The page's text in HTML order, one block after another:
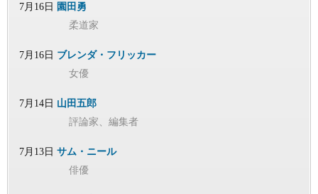
7月16日 園田勇
柔道家
7月16日 ブレンダ・フリッカー
女優
7月14日 山田五郎
評論家、編集者
7月13日 サム・ニール
俳優